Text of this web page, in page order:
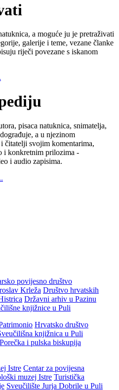
a moguće ju je pretraživati
galerije i teme, vezane članke
riječi povezane s iskanom
pisaca natuknica, snimatelja,
a u njezinom
čitatelji svojim komentarima,
i konkretnim prilozima -
i audio zapisima.
povijesno društvo
Krleža Društvo hrvatskih
Državni arhiv u Pazinu
knjižnice u Puli
Hrvatsko društvo
knjižnica u Puli
Porečka i pulska biskupija
Istre Centar za povijesna
muzej Istre Turistička
Sveučilište Jurja Dobrile u Puli